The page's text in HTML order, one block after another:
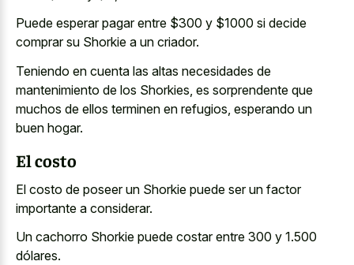
Puede esperar pagar entre $300 y $1000 si decide
comprar su Shorkie a un criador.
Teniendo en cuenta las altas necesidades de
mantenimiento de los Shorkies, es sorprendente que
muchos de ellos terminen en refugios, esperando un
buen hogar.
El costo
El costo de poseer un Shorkie puede ser un factor
importante a considerar.
Un cachorro Shorkie puede costar entre 300 y 1.500
dólares.